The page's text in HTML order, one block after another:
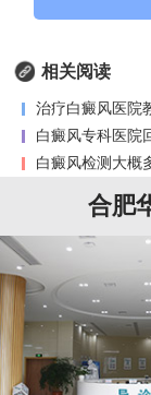
相关阅读
治疗白癜风医院
白癜风专科医院
白癜风检测大概
合肥